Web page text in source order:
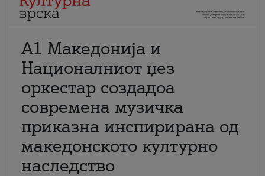
А1 Македонија и
Националниот џез
оркестар создадоа
современа музичка
приказна инспирирана од
македонското културно
наследство